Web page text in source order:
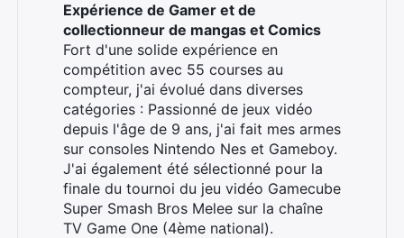
Expérience de Gamer et de
collectionneur de mangas et Comics
Fort d'une solide expérience en
compétition avec 55 courses au
compteur, j'ai évolué dans diverses
catégories : Passionné de jeux vidéo
depuis l'âge de 9 ans, j'ai fait mes armes
sur consoles Nintendo Nes et Gameboy.
J'ai également été sélectionné pour la
finale du tournoi du jeu vidéo Gamecube
Super Smash Bros Melee sur la chaîne
TV Game One (4ème national).